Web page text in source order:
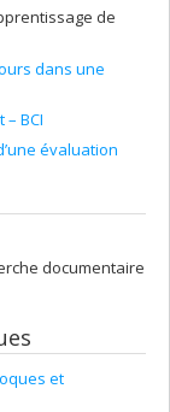
de
dans une
BCI
évaluation
documentaire
et